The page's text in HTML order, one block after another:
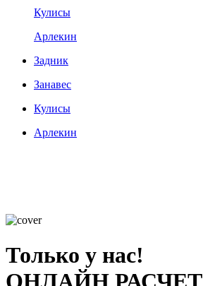
Кулисы
Арлекин
Задник
Занавес
Кулисы
Арлекин
Только у нас!
ОНЛАЙН РАСЧЕТ